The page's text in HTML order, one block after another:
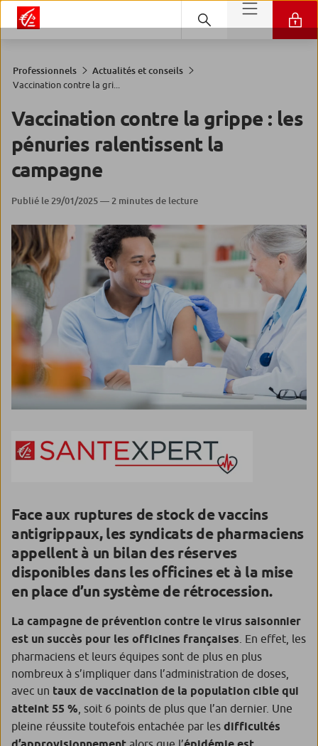
Professionnels
Actualités et conseils
Vaccination contre la gri...
Vaccination contre la grippe : les
pénuries ralentissent la
campagne
Publié le 29/01/2025 — 2 minutes de lecture
Face aux ruptures de stock de vaccins
antigrippaux, les syndicats de pharmaciens
appellent à un bilan des réserves
disponibles dans les officines et à la mise
en place d’un système de rétrocession.
La campagne de prévention contre le virus saisonnier
est un succès pour les officines françaises . En effet, les
pharmaciens et leurs équipes sont de plus en plus
nombreux à s’impliquer dans l’administration de doses,
avec un taux de vaccination de la population cible qui
atteint 55 % , soit 6 points de plus que l’an dernier. Une
pleine réussite toutefois entachée par les difficultés